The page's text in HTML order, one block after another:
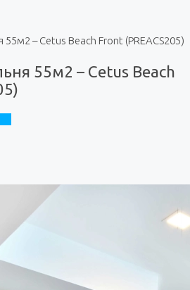
55м2 – Cetus Beach Front (PREACS205)
55м2 – Cetus Beach